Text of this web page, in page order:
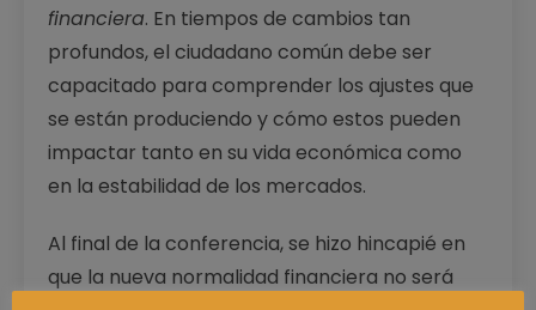
financiera. En tiempos de cambios tan
profundos, el ciudadano común debe ser
capacitado para comprender los ajustes que
se están produciendo y cómo estos pueden
impactar tanto en su vida económica como
en la estabilidad de los mercados.
Al final de la conferencia, se hizo hincapié en
que la nueva normalidad financiera no será